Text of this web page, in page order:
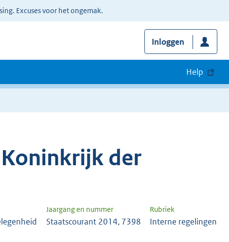
Excuses voor het ongemak.
Inloggen
Help
der
Jaargang en nummer Rubriek
Staatscourant 2014, 7398 Interne regelingen